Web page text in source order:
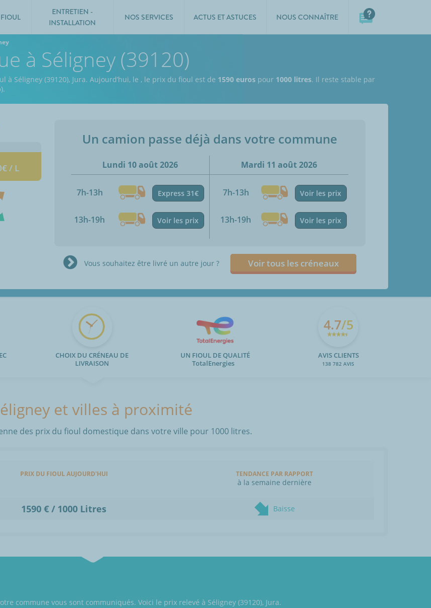
ENTRETIEN -
INSTALLATION
NOS SERVICES ACTUS ET ASTUCES NOUS CONNAÎTRE
à Séligney (39120)
Séligney (39120), Jura. Aujourd’hui, le , le prix du fioul est de 1590 euros pour 1000 litres. Il reste stable par
).
/ L
Un camion passe déjà dans votre commune
Lundi 10 août 2026
7h-13h Express 31€
13h-19h Voir les prix
Mardi 11 août 2026
7h-13h Voir les prix
13h-19h Voir les prix
Vous souhaitez être livré un autre jour ? Voir tous les créneaux
CHOIX DU CRÉNEAU DE
LIVRAISON
UN FIOUL DE QUALITÉ
TotalEnergies
4.7/5
AVIS CLIENTS
138 782 AVIS
et villes à proximité
des prix du fioul domestique dans votre ville pour 1000 litres.
PRIX DU FIOUL AUJOURD'HUI TENDANCE PAR RAPPORT
à la semaine dernière
1590 € / 1000 Litres Baisse
commune vous sont communiqués. Voici le prix relevé à Séligney (39120), Jura.